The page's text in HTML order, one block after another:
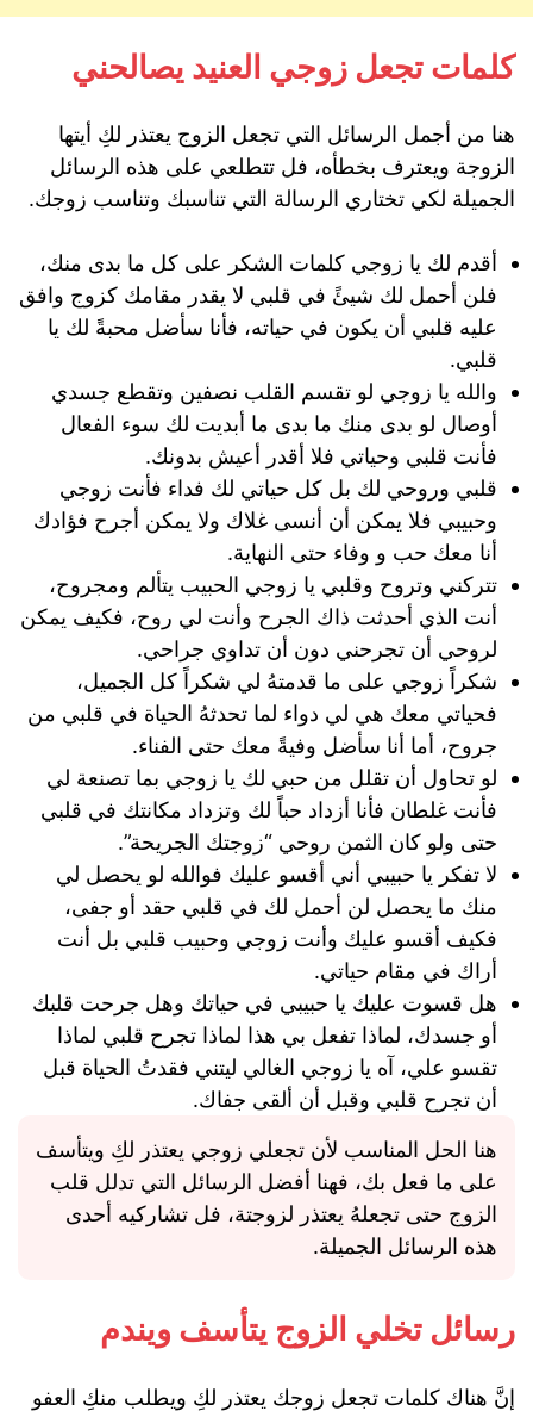
كلمات تجعل زوجي العنيد يصالحني
هنا من أجمل الرسائل التي تجعل الزوج يعتذر لكِ أيتها
الزوجة ويعترف بخطأه، فل تتطلعي على هذه الرسائل
الجميلة لكي تختاري الرسالة التي تناسبك وتناسب زوجك.
أقدم لك يا زوجي كلمات الشكر على كل ما بدى منك،
فلن أحمل لك شيئً في قلبي لا يقدر مقامك كزوج وافق
عليه قلبي أن يكون في حياته، فأنا سأضل محبةً لك يا
قلبي.
والله يا زوجي لو تقسم القلب نصفين وتقطع جسدي
أوصال لو بدى منك ما بدى ما أبديت لك سوء الفعال
فأنت قلبي وحياتي فلا أقدر أعيش بدونك.
قلبي وروحي لك بل كل حياتي لك فداء فأنت زوجي
وحبيبي فلا يمكن أن أنسى غلاك ولا يمكن أجرح فؤادك
أنا معك حب و وفاء حتى النهاية.
تتركني وتروح وقلبي يا زوجي الحبيب يتألم ومجروح،
أنت الذي أحدثت ذاك الجرح وأنت لي روح، فكيف يمكن
لروحي أن تجرحني دون أن تداوي جراحي.
شكراً زوجي على ما قدمتهُ لي شكراً كل الجميل،
فحياتي معك هي لي دواء لما تحدثهُ الحياة في قلبي من
جروح، أما أنا سأضل وفيةً معك حتى الفناء.
لو تحاول أن تقلل من حبي لك يا زوجي بما تصنعة لي
فأنت غلطان فأنا أزداد حباً لك وتزداد مكانتك في قلبي
حتى ولو كان الثمن روحي “زوجتك الجريحة”.
لا تفكر يا حبيبي أني أقسو عليك فوالله لو يحصل لي
منك ما يحصل لن أحمل لك في قلبي حقد أو جفى،
فكيف أقسو عليك وأنت زوجي وحبيب قلبي بل أنت
أراك في مقام حياتي.
هل قسوت عليك يا حبيبي في حياتك وهل جرحت قلبك
أو جسدك، لماذا تفعل بي هذا لماذا تجرح قلبي لماذا
تقسو علي، آه يا زوجي الغالي ليتني فقدتُ الحياة قبل
أن تجرح قلبي وقبل أن ألقى جفاك.
هنا الحل المناسب لأن تجعلي زوجي يعتذر لكِ ويتأسف
على ما فعل بك، فهنا أفضل الرسائل التي تدلل قلب
الزوج حتى تجعلهُ يعتذر لزوجتة، فل تشاركيه أحدى
هذه الرسائل الجميلة.
رسائل تخلي الزوج يتأسف ويندم
إنَّ هناك كلمات تجعل زوجك يعتذر لكِ ويطلب منكِ العفو